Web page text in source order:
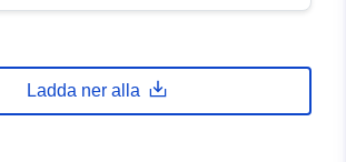
Ladda ner alla